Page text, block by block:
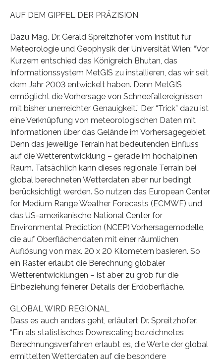
AUF DEM GIPFEL DER PRÄZISION
Dazu Mag. Dr. Gerald Spreitzhofer vom Institut für
Meteorologie und Geophysik der Universität Wien: “Vor
Kurzem entschied das Königreich Bhutan, das
Informationssystem MetGIS zu installieren, das wir seit
dem Jahr 2003 entwickelt haben. Denn MetGIS
ermöglicht die Vorhersage von Schneefallereignissen
mit bisher unerreichter Genauigkeit.” Der “Trick” dazu ist
eine Verknüpfung von meteorologischen Daten mit
Informationen über das Gelände im Vorhersagegebiet.
Denn das jeweilige Terrain hat bedeutenden Einfluss
auf die Wetterentwicklung – gerade im hochalpinen
Raum. Tatsächlich kann dieses regionale Terrain bei
global berechneten Wetterdaten aber nur bedingt
berücksichtigt werden. So nutzen das European Center
for Medium Range Weather Forecasts (ECMWF) und
das US-amerikanische National Center for
Environmental Prediction (NCEP) Vorhersagemodelle,
die auf Oberflächendaten mit einer räumlichen
Auflösung von max. 20 x 20 Kilometern basieren. So
ein Raster erlaubt die Berechnung globaler
Wetterentwicklungen – ist aber zu grob für die
Einbeziehung feinerer Details der Erdoberfläche.
GLOBAL WIRD REGIONAL
Dass es auch anders geht, erläutert Dr. Spreitzhofer:
“Ein als statistisches Downscaling bezeichnetes
Berechnungsverfahren erlaubt es, die Werte der global
ermittelten Wetterdaten auf die besondere